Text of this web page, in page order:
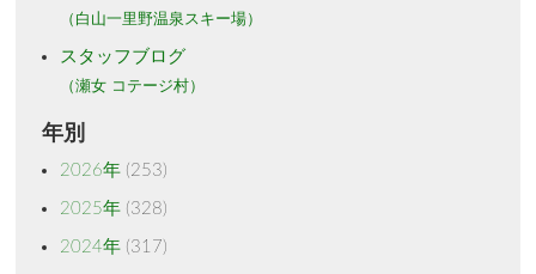
（白山一里野温泉スキー場）
スタッフブログ
（瀬女 コテージ村）
年別
2026年(253)
2025年(328)
2024年(317)